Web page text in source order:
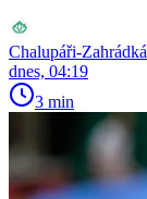
Chalupáři-
dnes, 04:19
3 min